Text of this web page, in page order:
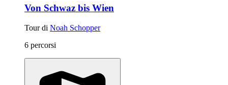
Von Schwaz bis Wien
Tour di Noah Schopper
6 percorsi